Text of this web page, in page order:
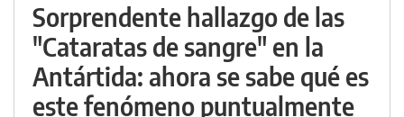
Sorprendente hallazgo de las
"Cataratas de sangre" en la
Antártida: ahora se sabe qué es
este fenómeno puntualmente